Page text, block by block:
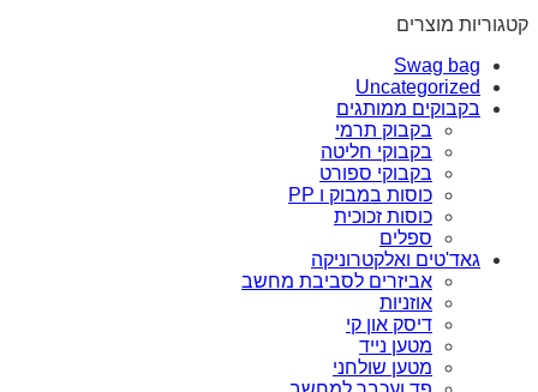
קטגוריות מוצרים
Swag bag
Uncategorized
בקבוקים ממותגים
בקבוק תרמי
בקבוקי חליטה
בקבוקי ספורט
כוסות במבוק ו PP
כוסות זכוכית
ספלים
גאד'טים ואלקטרוניקה
אביזרים לסביבת מחשב
אוזניות
דיסק און קי
מטען נייד
מטען שולחני